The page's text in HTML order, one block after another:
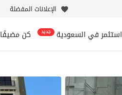
الإعلانات المفضلة
استثمر في السعودية جديد كن مضيفًا